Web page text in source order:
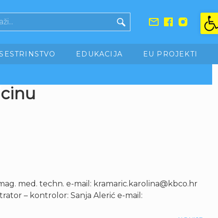
EDUKACIJA EU PROJEKTI
med. techn. e-mail: kramaric.karolina@kbco.hr
– kontrolor: Sanja Alerić e-mail: